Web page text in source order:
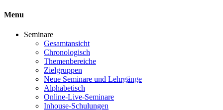
Menu
Seminare
Gesamtansicht
Chronologisch
Themenbereiche
Zielgruppen
Neue Seminare und Lehrgänge
Alphabetisch
Online-Live-Seminare
Inhouse-Schulungen